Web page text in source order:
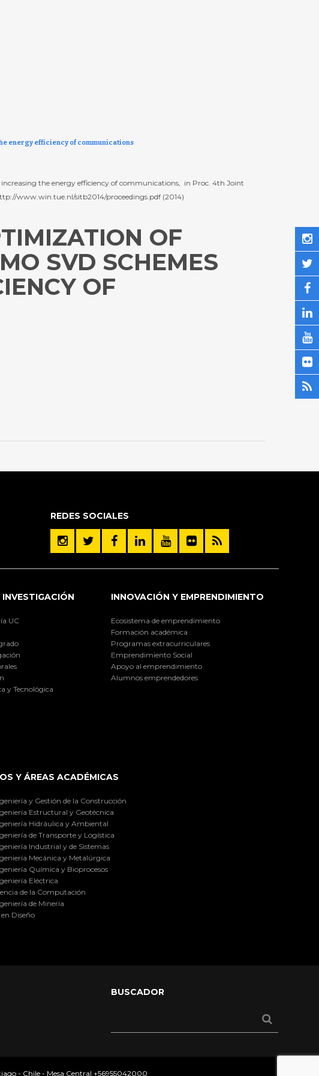
energy efficiency of communications
the energy efficiency of communications,  in Proc. 4th Joint
www.win.tue.nl/sitb2014/proceedings.pdf (2014)
OF
SVD SCHEMES
OF
REDES SOCIALES
UC
y Tecnológica
INNOVACIÓN Y EMPRENDIMIENTO
Ecosistema de emprendimiento
Formación académica
Programas extracurriculares
Emprendimiento Social
Apoyo al emprendimiento
Alumnos emprendedores
Y ÁREAS ACADÉMICAS
y Gestión de la Construcción
Estructural y Geotécnica
Hidráulica y Ambiental
de Transporte y Logística
Industrial y de Sistemas
Mecánica y Metalúrgica
Química y Bioprocesos
Eléctrica
de la Computación
de Minería
Diseño
BUSCADOR
- Chile - Mesa Central +56955042000